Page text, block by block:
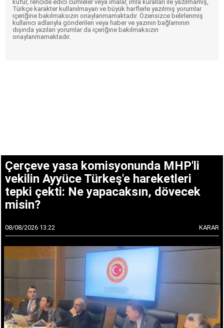
küfür, rencide edici cümleler veya imalar, imla kuralları ile yazılmamış,
Türkçe karakter kullanılmayan ve büyük harflerle yazılmış yorumlar
içeriğine bakılmaksızın onaylanmamaktadır. Özensizce belirlenmiş
kullanıcı adlarıyla gönderilen veya haber ve yazının bağlamının
dışında yazılan yorumlar da içeriğine bakılmaksızın
onaylanmamaktadır.
Çerçeve yasa komisyonunda MHP'li
vekilin Ayyüce Türkeş'e hareketleri
tepki çekti: Ne yapacaksın, dövecek
misin?
08/08/2026 13:22 KARAR